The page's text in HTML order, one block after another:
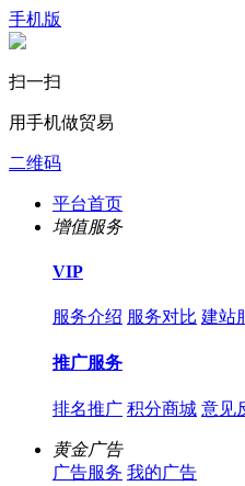
手机版
扫一扫
用手机做贸易
二维码
平台首页
增值服务
VIP
服务介绍 服务对比 建站
推广服务
排名推广 积分商城 意见
黄金广告
广告服务 我的广告